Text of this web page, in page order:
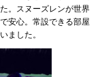
。スヌーズレンが世界
安心。常設できる部屋
ました。